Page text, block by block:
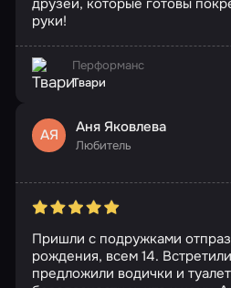
руки!
Перформанс
Твари
АЯ Аня Яковлева
Любитель
Пришли с подружками
рождения, всем 14.
предложили водички и